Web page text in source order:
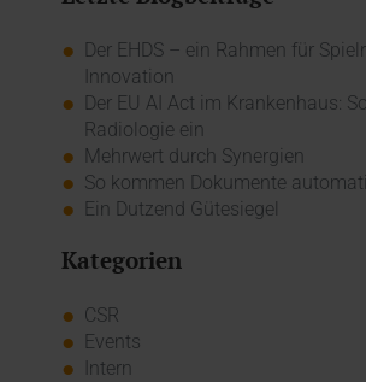
Der EHDS – ein Rahmen für
Innovation
Der EU AI Act im Krankenhaus:
Radiologie ein
Mehrwert durch Synergien
So kommen Dokumente
Ein Dutzend Gütesiegel
Kategorien
CSR
Events
Intern